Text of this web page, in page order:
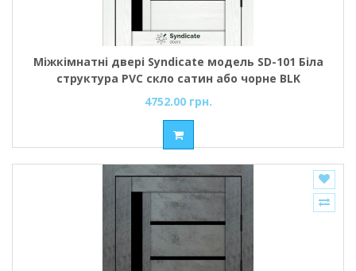
Міжкімнатні двері Syndicate модель SD-101 Біла
структура PVC скло сатин або чорне BLK
4752.00 грн.